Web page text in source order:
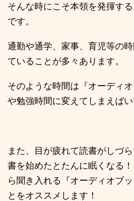
そんな時にこそ本領を発揮す
です。
通勤や通学、家事、育児等の
ていることが多々あります。
そのような時間は『オーディ
や勉強時間に変えてしまえばい
また、目が疲れて読書がしづ
書を始めたとたんに眠くなる
ら聞き入れる『オーディオブ
とをオススメします！